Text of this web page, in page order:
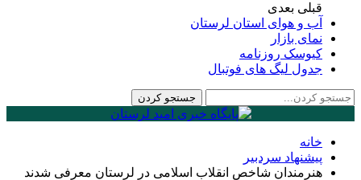
قبلی بعدی
آب و هوای استان لرستان
نمای بازار
کیوسک روزنامه
جدول لیگ های فوتبال
خانه
پیشنهاد سردبیر
هنرمندان شاخص انقلاب اسلامی در لرستان معرفی شدند